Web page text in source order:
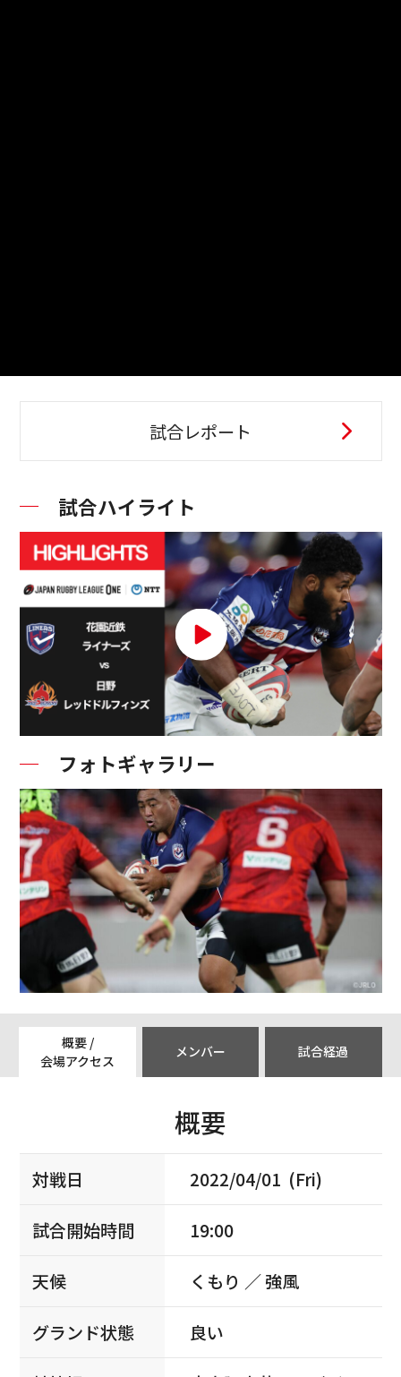
試合レポート
試合ハイライト
フォトギャラリー
概要 /
会場アクセス
メンバー 試合経過
概要
対戦日 2022/04/01 (Fri)
試合開始時間 19:00
天候 くもり ／ 強風
グランド状態 良い